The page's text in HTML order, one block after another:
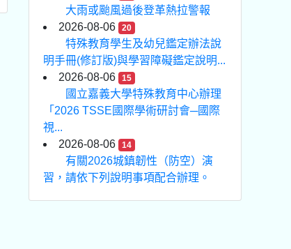
大雨或颱風過後登革熱拉警報
2026-08-06
20
特殊教育學生及幼兒鑑定辦法說
明手冊(修訂版)與學習障礙鑑定說明...
2026-08-06
15
國立嘉義大學特殊教育中心辦理
「2026 TSSE國際學術研討會─國際
視...
2026-08-06
14
有關2026城鎮韌性（防空）演
習，請依下列說明事項配合辦理。